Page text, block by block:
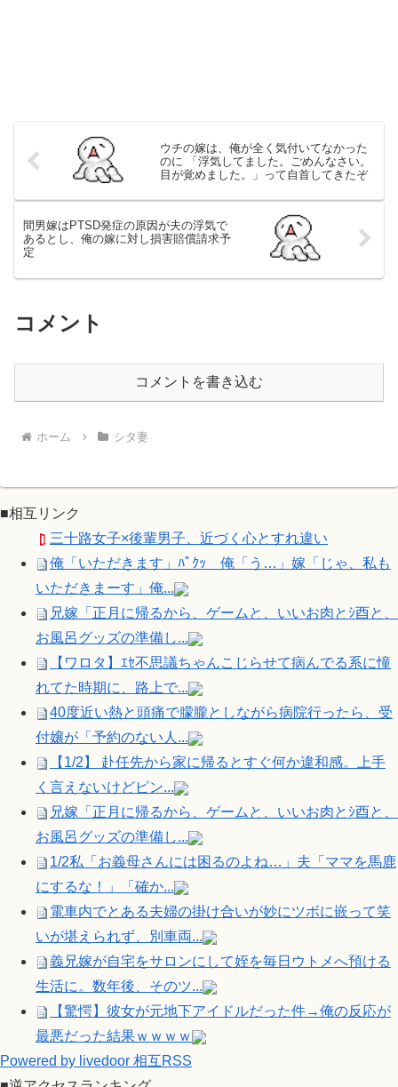
ウチの嫁は、俺が全く気付いてなかった
のに 「浮気してました。ごめんなさい。
目が覚めました。」って自首してきたぞ
間男嫁はPTSD発症の原因が夫の浮気で
あるとし、俺の嫁に対し損害賠償請求予
定
コメント
コメントを書き込む
ホーム シタ妻
■相互リンク
三十路女子×後輩男子、近づく心とすれ違い
俺「いただきます」ﾊﾟｸｯ 俺「う…」嫁「じゃ、私も
いただきまーす」俺...
兄嫁「正月に帰るから、ゲームと、いいお肉とｼ酉と、
お風呂グッズの準備し...
【ワロタ】ｴｾ不思議ちゃんこじらせて病んでる系に憧
れてた時期に、路上で...
40度近い熱と頭痛で朦朧としながら病院行ったら、受
付嬢が「予約のない人...
【1/2】 赴任先から家に帰るとすぐ何か違和感。上手
く言えないけどピン...
兄嫁「正月に帰るから、ゲームと、いいお肉とｼ酉と、
お風呂グッズの準備し...
1/2私「お義母さんには困るのよね…」夫「ママを馬鹿
にするな！」「確か...
電車内でとある夫婦の掛け合いが妙にツボに嵌って笑
いが堪えられず、別車両...
義兄嫁が自宅をサロンにして姪を毎日ウトメへ預ける
生活に。数年後、そのツ...
【驚愕】彼女が元地下アイドルだった件→俺の反応が
最悪だった結果ｗｗｗｗ
Powered by livedoor 相互RSS